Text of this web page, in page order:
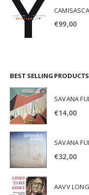
€99,00
BEST SELLING PRODUCTS
SAVANA
€14,00
SAVANA
€32,00